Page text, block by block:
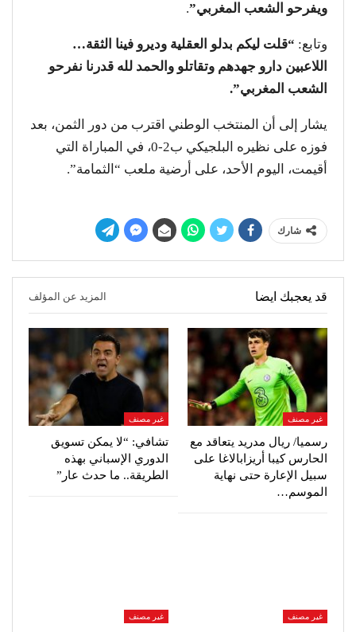
ويفرحو الشعب المغربي”.
وتابع: “قلت ليكم بدلو العقلية وديرو فينا الثقة…
اللاعبين دارو جهدهم وتقاتلو والحمد لله قدرنا نفرحو
الشعب المغربي”.
يشار إلى أن المنتخب الوطني اقترب من دور الثمن، بعد
فوزه على نظيره البلجيكي ب2-0، في المباراة التي
أقيمت، اليوم الأحد، على أرضية ملعب “الثمامة”.
شارك
قد يعجبك ايضا المزيد عن المؤلف
غير مصنف
رسميا/ ريال مدريد يتعاقد مع
الحارس كيبا أريزابالاغا على
سبيل الإعارة حتى نهاية
الموسم…
غير مصنف
تشافي: “لا يمكن تسويق
الدوري الإسباني بهذه
الطريقة.. ما حدث عار”
غير مصنف غير مصنف